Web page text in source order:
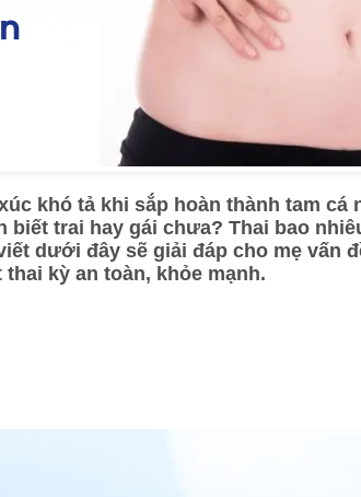
khó tả khi sắp hoàn thành tam cá
biết trai hay gái chưa? Thai bao
dưới đây sẽ giải đáp cho mẹ vấn
kỳ an toàn, khỏe mạnh.